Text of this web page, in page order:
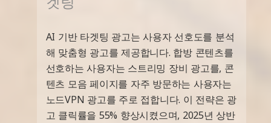
AI 기반 타겟팅 광고는 사용자 선호도를 분석
해 맞춤형 광고를 제공합니다. 합방 콘텐츠를
선호하는 사용자는 스트리밍 장비 광고를, 콘
텐츠 모음 페이지를 자주 방문하는 사용자는
노드VPN 광고를 주로 접합니다. 이 전략은 광
고 클릭률을 55% 향상시켰으며, 2025년 상반